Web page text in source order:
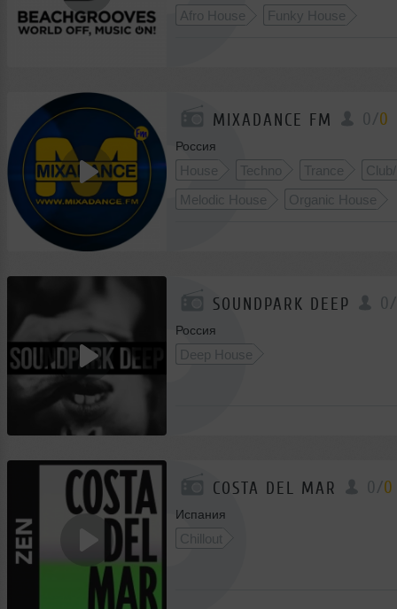
Afro House
Funky House
MIXADANCE FM 0/0
Россия
House Techno Trance
Melodic House
Organic House
SOUNDPARK DEEP 0/
Россия
Deep House
COSTA DEL MAR 0/0
Испания
Chillout